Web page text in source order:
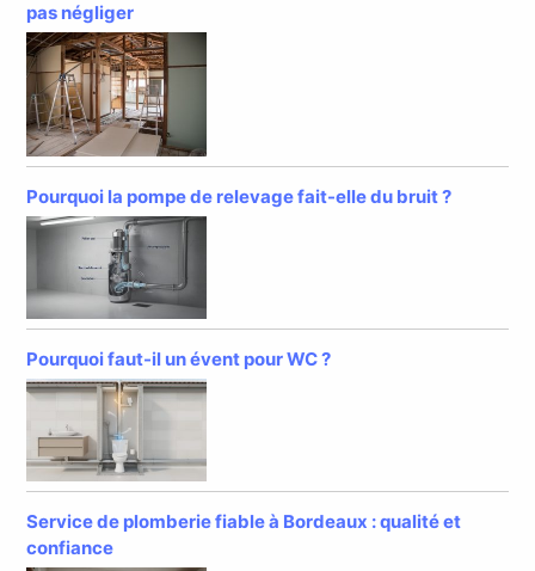
pas négliger
Pourquoi la pompe de relevage fait-elle du bruit ?
Pourquoi faut-il un évent pour WC ?
Service de plomberie fiable à Bordeaux : qualité et
confiance